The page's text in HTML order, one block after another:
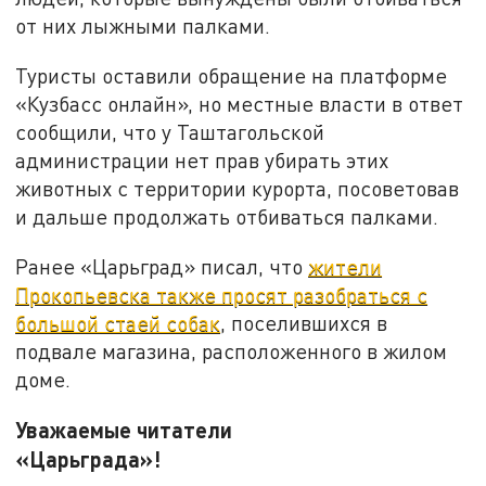
от них лыжными палками.
Туристы оставили обращение на платформе
«Кузбасс онлайн», но местные власти в ответ
сообщили, что у Таштагольской
администрации нет прав убирать этих
животных с территории курорта, посоветовав
и дальше продолжать отбиваться палками.
Ранее «Царьград» писал, что жители
Прокопьевска также просят разобраться с
большой стаей собак, поселившихся в
подвале магазина, расположенного в жилом
доме.
Уважаемые читатели
«Царьграда»!